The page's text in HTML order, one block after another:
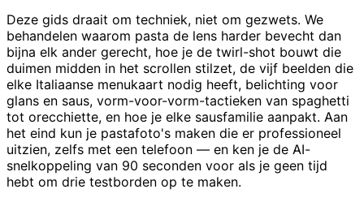
Deze gids draait om techniek, niet om gezwets. We
behandelen waarom pasta de lens harder bevecht dan
bijna elk ander gerecht, hoe je de twirl-shot bouwt die
duimen midden in het scrollen stilzet, de vijf beelden die
elke Italiaanse menukaart nodig heeft, belichting voor
glans en saus, vorm-voor-vorm-tactieken van spaghetti
tot orecchiette, en hoe je elke sausfamilie aanpakt. Aan
het eind kun je pastafoto's maken die er professioneel
uitzien, zelfs met een telefoon — en ken je de AI-
snelkoppeling van 90 seconden voor als je geen tijd
hebt om drie testborden op te maken.